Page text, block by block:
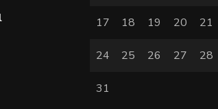
17 18 19 20 21
24 25 26 27 28
31